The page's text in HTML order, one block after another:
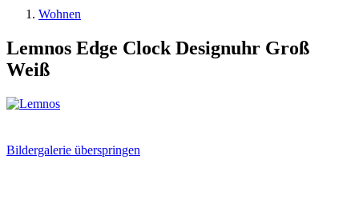
Wohnen
Lemnos Edge Clock Designuhr Groß
Weiß
Bildergalerie überspringen